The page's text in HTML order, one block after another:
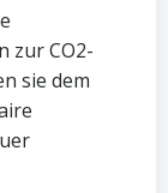
zur CO2-
sie dem